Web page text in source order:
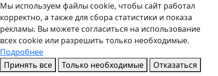
Мы используем файлы cookie, чтобы сайт работал
корректно, а также для сбора статистики и показа
рекламы. Вы можете согласиться на использование
всех cookie или разрешить только необходимые.
Подробнее
Принять все
Только необходимые Отказаться